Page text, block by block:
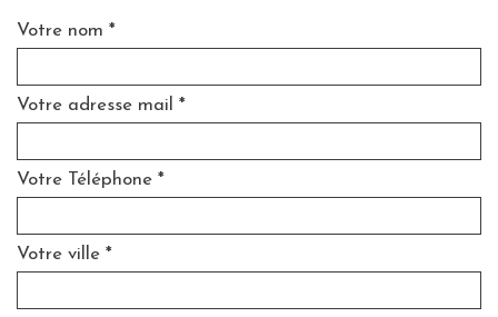
Votre nom *
Votre adresse mail *
Votre Téléphone *
Votre ville *